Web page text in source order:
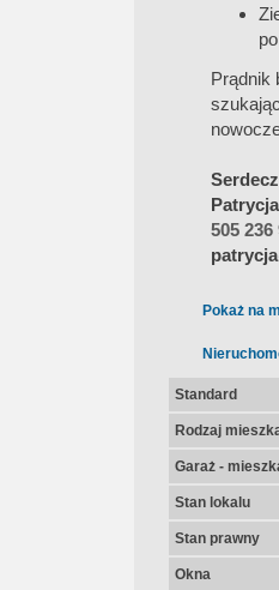
Prądnik
505 236
Pokaż na
Standard
Rodzaj
Garaż -
Stan lokalu
Stan prawny
Okna